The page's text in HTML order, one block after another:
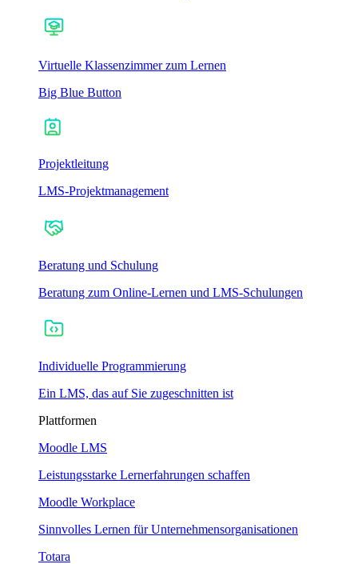
Virtuelle Klassenzimmer zum Lernen
Big Blue Button
Projektleitung
LMS-Projektmanagement
Beratung und Schulung
Beratung zum Online-Lernen und LMS-Schulungen
Individuelle Programmierung
Ein LMS, das auf Sie zugeschnitten ist
Plattformen
Moodle LMS
Leistungsstarke Lernerfahrungen schaffen
Moodle Workplace
Sinnvolles Lernen für Unternehmensorganisationen
Totara